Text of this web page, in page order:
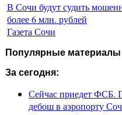
В Сочи будут судить
более 6 млн. рублей
Газета Сочи
Популярные материалы
За сегодня:
Сейчас приедет ФСБ.
дебош в аэропорту